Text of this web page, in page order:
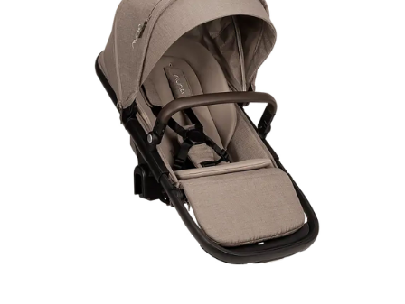
Leksaker
Förälder
Möbler & bädd
Tillbehör
Reservdelar
Kampanjer
Presenttips
Våra favoriter